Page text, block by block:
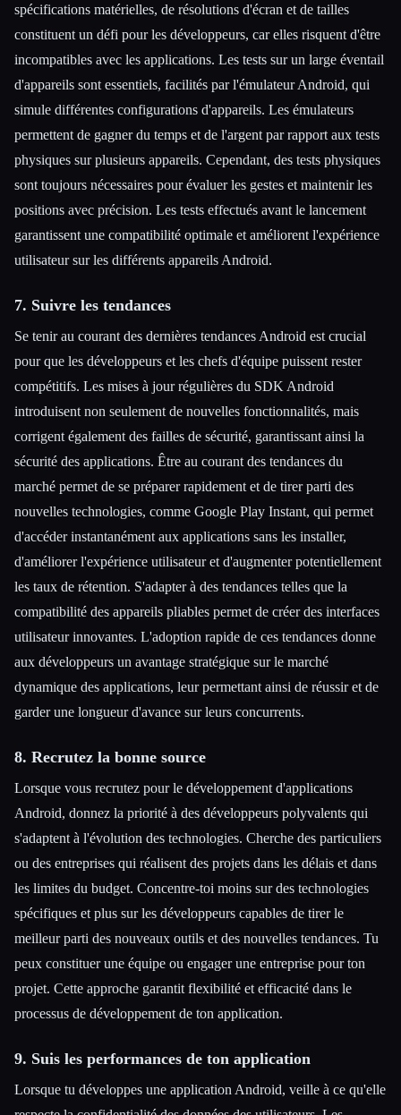
spécifications matérielles, de résolutions d'écran et de tailles
constituent un défi pour les développeurs, car elles risquent d'être
incompatibles avec les applications. Les tests sur un large éventail
d'appareils sont essentiels, facilités par l'émulateur Android, qui
simule différentes configurations d'appareils. Les émulateurs
permettent de gagner du temps et de l'argent par rapport aux tests
physiques sur plusieurs appareils. Cependant, des tests physiques
sont toujours nécessaires pour évaluer les gestes et maintenir les
positions avec précision. Les tests effectués avant le lancement
garantissent une compatibilité optimale et améliorent l'expérience
utilisateur sur les différents appareils Android.
7. Suivre les tendances
Se tenir au courant des dernières tendances Android est crucial
pour que les développeurs et les chefs d'équipe puissent rester
compétitifs. Les mises à jour régulières du SDK Android
introduisent non seulement de nouvelles fonctionnalités, mais
corrigent également des failles de sécurité, garantissant ainsi la
sécurité des applications. Être au courant des tendances du
marché permet de se préparer rapidement et de tirer parti des
nouvelles technologies, comme Google Play Instant, qui permet
d'accéder instantanément aux applications sans les installer,
d'améliorer l'expérience utilisateur et d'augmenter potentiellement
les taux de rétention. S'adapter à des tendances telles que la
compatibilité des appareils pliables permet de créer des interfaces
utilisateur innovantes. L'adoption rapide de ces tendances donne
aux développeurs un avantage stratégique sur le marché
dynamique des applications, leur permettant ainsi de réussir et de
garder une longueur d'avance sur leurs concurrents.
8. Recrutez la bonne source
Lorsque vous recrutez pour le développement d'applications
Android, donnez la priorité à des développeurs polyvalents qui
s'adaptent à l'évolution des technologies. Cherche des particuliers
ou des entreprises qui réalisent des projets dans les délais et dans
les limites du budget. Concentre-toi moins sur des technologies
spécifiques et plus sur les développeurs capables de tirer le
meilleur parti des nouveaux outils et des nouvelles tendances. Tu
peux constituer une équipe ou engager une entreprise pour ton
projet. Cette approche garantit flexibilité et efficacité dans le
processus de développement de ton application.
9. Suis les performances de ton application
Lorsque tu développes une application Android, veille à ce qu'elle